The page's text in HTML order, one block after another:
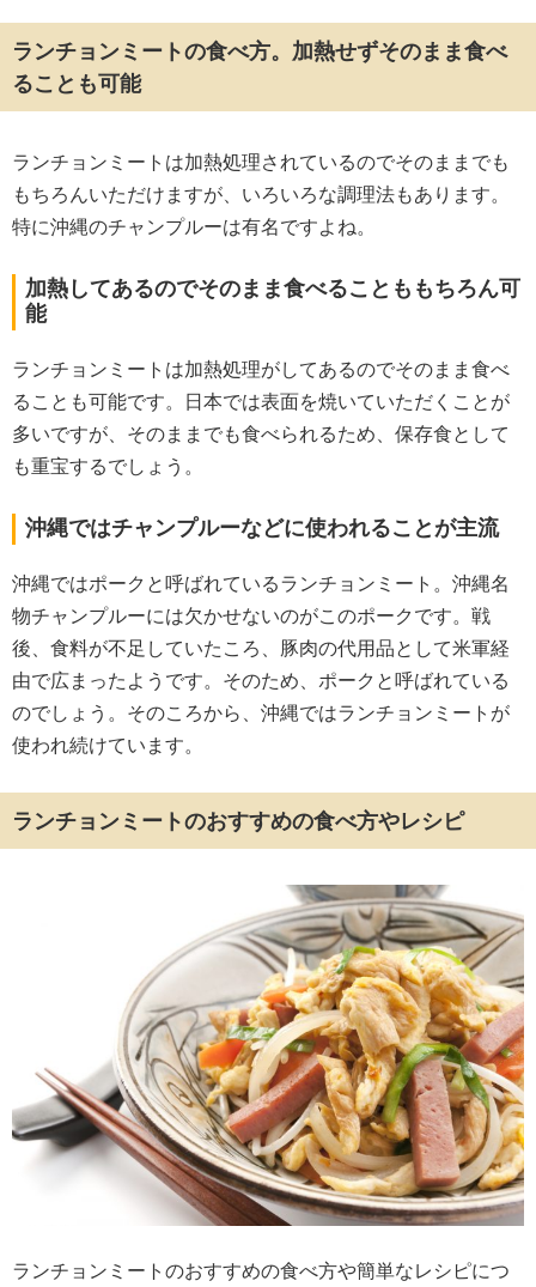
ランチョンミートの食べ方。加熱せずそのまま食べ
ることも可能
ランチョンミートは加熱処理されているのでそのままでも
もちろんいただけますが、いろいろな調理法もあります。
特に沖縄のチャンプルーは有名ですよね。
加熱してあるのでそのまま食べることももちろん可
能
ランチョンミートは加熱処理がしてあるのでそのまま食べ
ることも可能です。日本では表面を焼いていただくことが
多いですが、そのままでも食べられるため、保存食として
も重宝するでしょう。
沖縄ではチャンプルーなどに使われることが主流
沖縄ではポークと呼ばれているランチョンミート。沖縄名
物チャンプルーには欠かせないのがこのポークです。戦
後、食料が不足していたころ、豚肉の代用品として米軍経
由で広まったようです。そのため、ポークと呼ばれている
のでしょう。そのころから、沖縄ではランチョンミートが
使われ続けています。
ランチョンミートのおすすめの食べ方やレシピ
ランチョンミートのおすすめの食べ方や簡単なレシピにつ